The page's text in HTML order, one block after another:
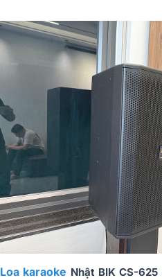
Loa karaoke Nhật BIK CS-625